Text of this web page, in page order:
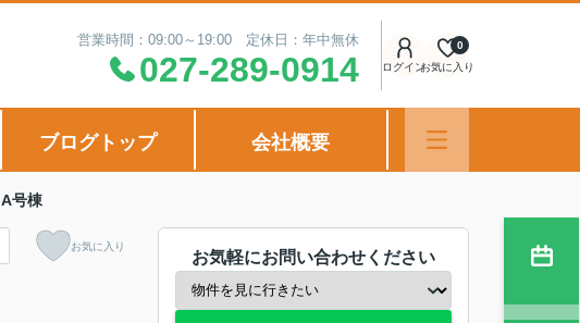
営業時間：09:00～19:00 定休日：年中無休
027-289-0914 ログインお気に入り
0
ブログトップ 会社概要
A号棟
お気に入り
お気軽にお問い合わせください